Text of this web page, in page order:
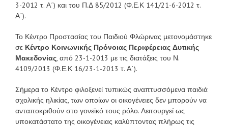
3-2012 τ. Α΄) και του Π.Δ 85/2012 (Φ.Ε.Κ 141/21-6-2012 τ.
Α΄).
Το Κέντρο Προστασίας του Παιδιού Φλώρινας μετονομάστηκε
σε Κέντρο Κοινωνικής Πρόνοιας Περιφέρειας Δυτικής
Μακεδονίας, από 23-1-2013 με τις διατάξεις του Ν.
4109/2013 (Φ.Ε.Κ 16/23-1-2013 τ. Α΄).
Σήμερα το Κέντρο φιλοξενεί τυπικώς αναπτυσσόμενα παιδιά
σχολικής ηλικίας, των οποίων οι οικογένειες δεν μπορούν να
ανταποκριθούν στο γονεϊκό τους ρόλο. Λειτουργεί ως
υποκατάστατο της οικογένειας καλύπτοντας πλήρως τις